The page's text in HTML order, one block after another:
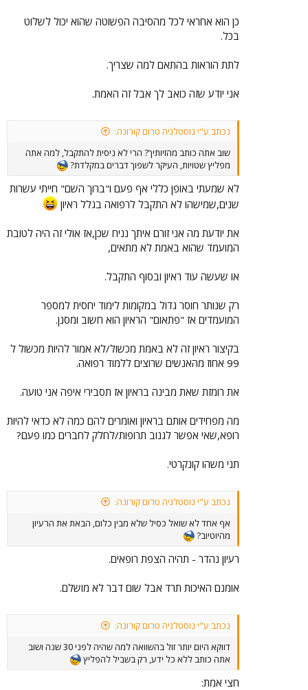
כן הוא אחראי לכל מהסיבה הפשוטה שהוא יכול לשלוט
בכל.
לתת הוראות בהתאם למה שצריך.
אני יודע שזה כואב לך אבל זה האמת.
נכתב ע"י נוסטלגיה טרום קורונה:
שוב אתה כותב מהזיותיך? הרי לא ניסית להתקבל, למה אתה
מפליץ שטויות, העיקר לשפוך דברים במקלדת?
לא שמעתי באופן כללי אף פעם ו"ברוך השם" חייתי עשרות
שנים,שמישהו לא התקבל לרפואה בגלל ראיון
את יודעת מה אני זורם איתך נניח שכן,אז אולי זה היה לטובת
המועמד שהוא באמת לא מתאים,
או שעשה עוד ראיון ובסוף התקבל.
רק שנותר חוסר גדול במקומות לימוד יחסית למספר
המועמדים אז "פתאום" הראיון הוא חשוב ומסנן.
בקיצור ראיון זה לא באמת מכשול/לא אמור להיות מכשול ל
99 אחוז מהאנשים שרוצים ללמוד רפואה.
את רומזת שאת מבינה בראיון אז תסבירי איפה אני טועה.
מה מפחידים אותם בראיון ואומרים להם כמה לא כדאי להיות
רופא,שאי אפשר לגנוב תרופות/לחלק לחברים כמו פעם?
תני משהו קונקרטי.
נכתב ע"י נוסטלגיה טרום קורונה:
אף אחד לא שואל כסיל שלא מבין כלום, הבאת את הרעיון
מהיוטיוב?
רעיון נהדר - תהיה הצפת רופאים.
אומנם האיכות תרד אבל שום דבר לא מושלם.
נכתב ע"י נוסטלגיה טרום קורונה:
דווקא היום יותר זול בהשוואה למה שהיה לפני 30 שנה ושוב
אתה כותב ללא כל ידע, רק בשביל להפליץ
חצי אמת: